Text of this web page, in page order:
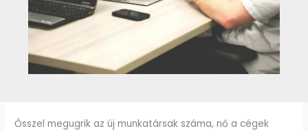
Ősszel megugrik az új munkatársak száma, nő a cégek